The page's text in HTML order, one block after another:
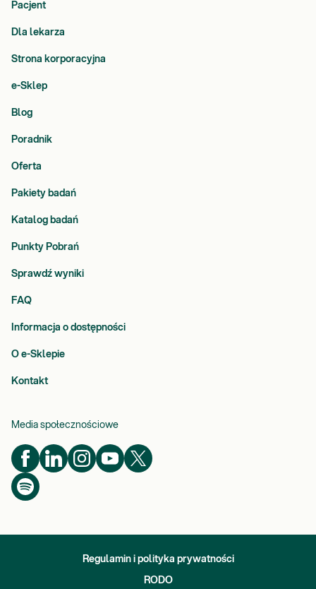
Pacjent
Dla lekarza
Strona korporacyjna
e-Sklep
Blog
Poradnik
Oferta
Pakiety badań
Katalog badań
Punkty Pobrań
Sprawdź wyniki
FAQ
Informacja o dostępności
O e-Sklepie
Kontakt
Media społecznościowe
Regulamin i polityka prywatności
RODO